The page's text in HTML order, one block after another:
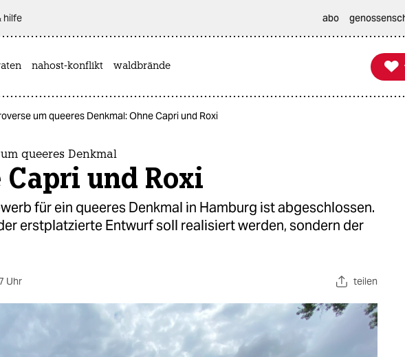
hilfe abo
nahost-konflikt waldbrände 
taz
um queeres Denkmal: Ohne Capri und Roxi
queeres Denkmal
Capri und Roxi
für ein queeres Denkmal in Hamburg ist abgeschlossen.
erstplatzierte Entwurf soll realisiert werden, sondern der
Uhr teilen